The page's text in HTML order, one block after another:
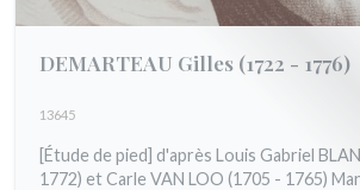
DEMARTEAU Gilles (1722 - 1776)
13645
[Étude de pied] d'après Louis Gabriel
1772) et Carle VAN LOO (1705 - 1765)